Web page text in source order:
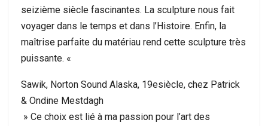
seizième siècle fascinantes. La sculpture nous fait
voyager dans le temps et dans l’Histoire. Enfin, la
maîtrise parfaite du matériau rend cette sculpture très
puissante. «
Sawik, Norton Sound Alaska, 19esiècle, chez Patrick
& Ondine Mestdagh
» Ce choix est lié à ma passion pour l’art des